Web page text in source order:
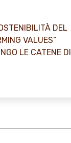
DEL
VALUES”
LE CATENE DI